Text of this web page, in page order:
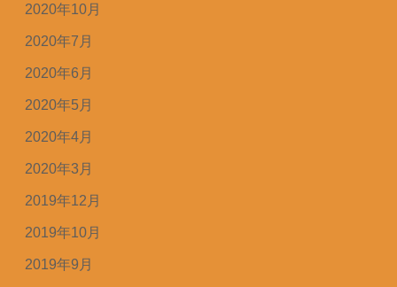
2020年10月
2020年7月
2020年6月
2020年5月
2020年4月
2020年3月
2019年12月
2019年10月
2019年9月